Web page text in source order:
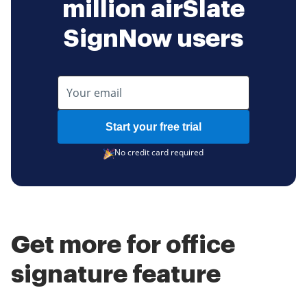
million airSlate
SignNow users
Start your free trial
No credit card required
Get more for office
signature feature